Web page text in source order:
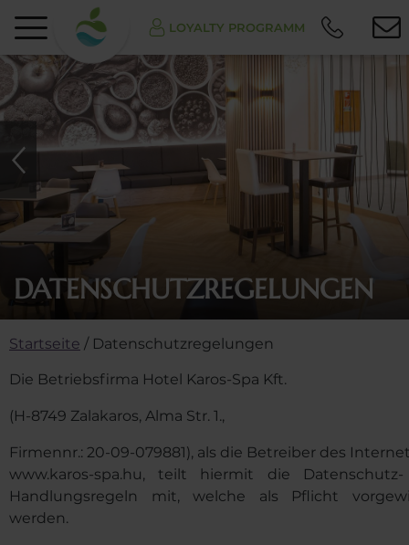
LOYALTY PROGRAMM
DATENSCHUTZREGELUNGEN
Startseite / Datenschutzregelungen
Die Betriebsfirma Hotel Karos-Spa Kft.
(H-8749 Zalakaros, Alma Str. 1.,
Firmennr.: 20-09-079881), als die Betreiber des
www.karos-spa.hu, teilt hiermit die
Handlungsregeln mit, welche als Pflicht
werden.